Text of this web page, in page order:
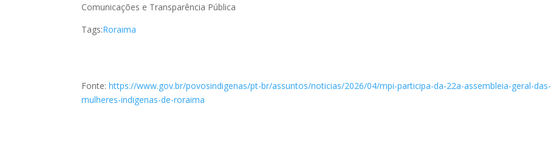
Comunicações e Transparência Pública
Tags:Roraima
Fonte:https://www.gov.br/povosindigenas/pt-br/assuntos/noticias/2026/04/mpi-participa-da-22a-assembleia-geral-das-
mulheres-indigenas-de-roraima